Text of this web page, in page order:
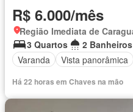
R$ 6.000/mês
3 Quartos
2 Banheiros
Varanda
Vista panorâmica
Há 22 horas em Chaves na mão